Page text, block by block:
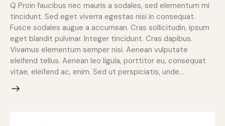
Q Proin faucibus nec mauris a sodales, sed elementum mi
tincidunt. Sed eget viverra egestas nisi in consequat.
Fusce sodales augue a accumsan. Cras sollicitudin, ipsum
eget blandit pulvinar. Integer tincidunt. Cras dapibus.
Vivamus elementum semper nisi. Aenean vulputate
eleifend tellus. Aenean leo ligula, porttitor eu, consequat
vitae, eleifend ac, enim. Sed ut perspiciatis, unde…